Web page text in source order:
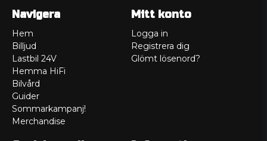
Navigera
Hem
Billjud
Lastbil 24V
Hemma HiFi
Bilvård
Guider
Sommarkampanj!
Merchandise
Mitt konto
Logga in
Registrera dig
Glömt lösenord?